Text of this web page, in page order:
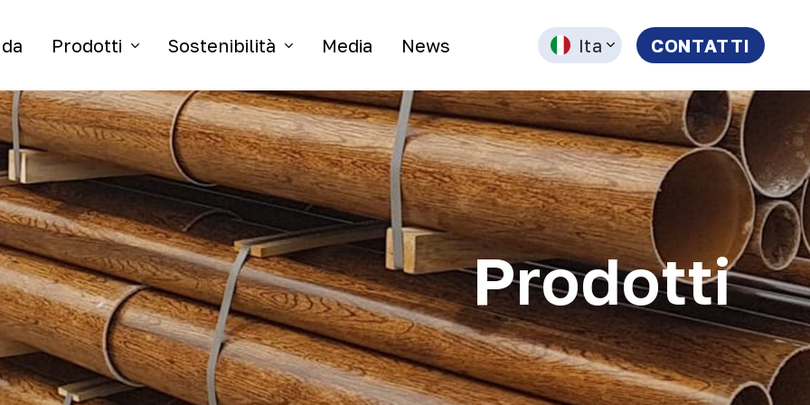
Prodotti Sostenibilità Media News Ita CONTATTI
Prodotti